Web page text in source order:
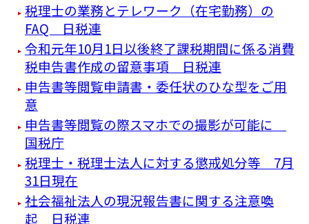
税理士の業務とテレワーク（在宅勤務）の
FAQ 日税連
令和元年10月1日以後終了課税期間に係る消費
税申告書作成の留意事項 日税連
申告書等閲覧申請書・委任状のひな型をご用
意
申告書等閲覧の際スマホでの撮影が可能に
国税庁
税理士・税理士法人に対する懲戒処分等 7月
31日現在
社会福祉法人の現況報告書に関する注意喚
起 日税連